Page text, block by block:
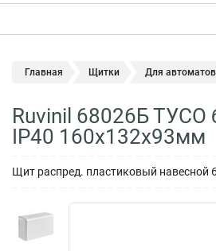
Главная Щитки Для автоматов
Ruvinil 68026Б ТУСО
IP40 160х132х93мм
Щит распред. пластиковый навесной